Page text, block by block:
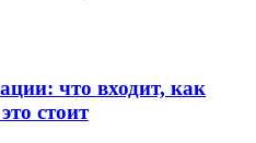
что входит, как
стоит